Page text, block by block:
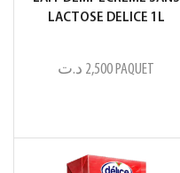
LACTOSE DELICE 1L
2,500 د.ت PAQUET